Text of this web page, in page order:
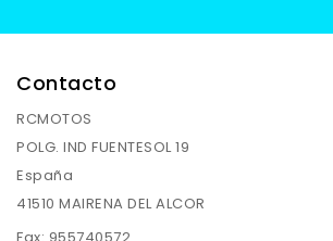
Contacto
RCMOTOS
POLG. IND FUENTESOL 19
España
41510 MAIRENA DEL ALCOR